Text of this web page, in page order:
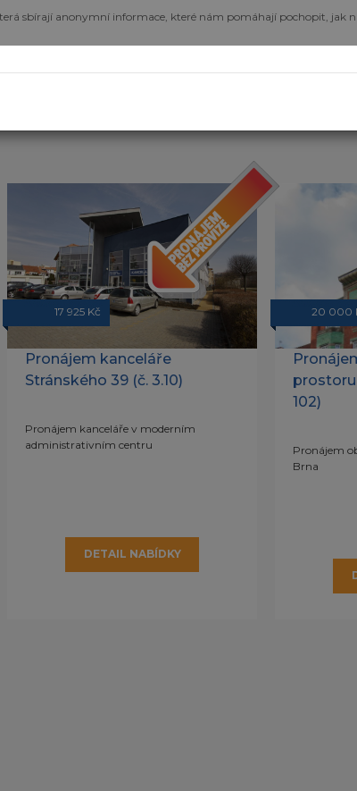
aktuální, vyberte si z
Pronájem kanceláře
Stránského 39 (č. 3.10)
Pronájem kanceláře v moderním
administrativním centru
DETAIL NABÍDKY
17 925 Kč
102)
Pronájem
Brna
20 000
sbírají anonymní informace, které nám pomáhají pochopit, jak